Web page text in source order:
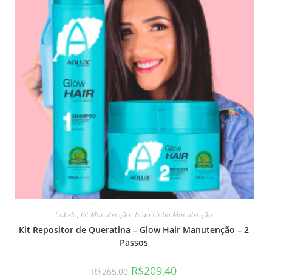
Cabelo,kit Manutenção, Toda Linha Manutenção
Kit Repositor de Queratina – Glow Hair Manutenção – 2
Passos
R$265,00 R$209,40